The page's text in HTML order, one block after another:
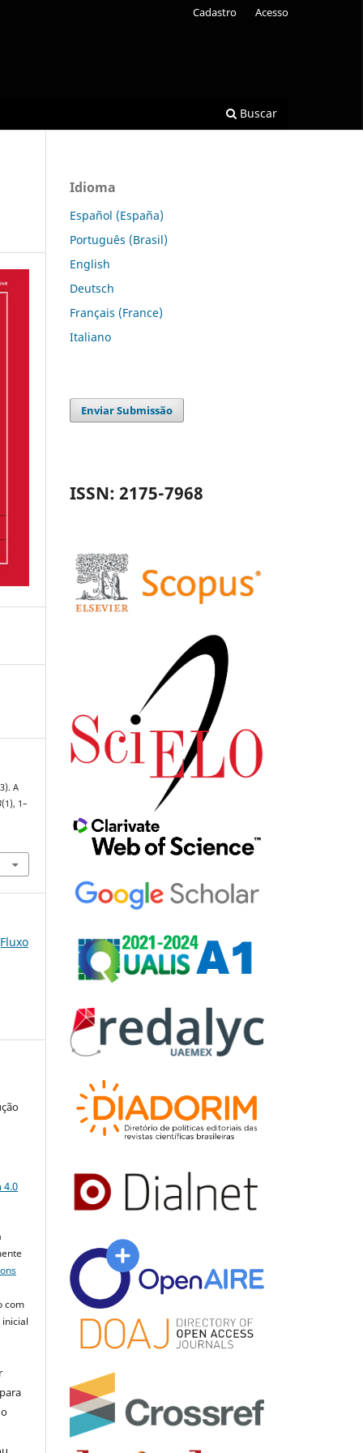
Buscar
Cadastro Acesso
A
(1), 1–
4.0
com
Idioma
Español (España)
Português (Brasil)
English
Deutsch
Français (France)
Italiano
Enviar Submissão
ISSN: 2175-7968